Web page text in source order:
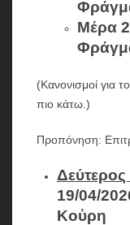
Μέρα 2
(Κανονισμοί για
πιο κάτω.)
Προπόνηση:
19/04/
Κοὑρη